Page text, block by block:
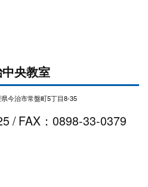
央教室
今治市常盤町5丁目8-35
/ FAX：0898-33-0379